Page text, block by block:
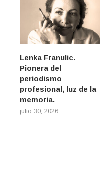
Lenka Franulic.
Pionera del
periodismo
profesional, luz de la
memoria.
julio 30, 2026